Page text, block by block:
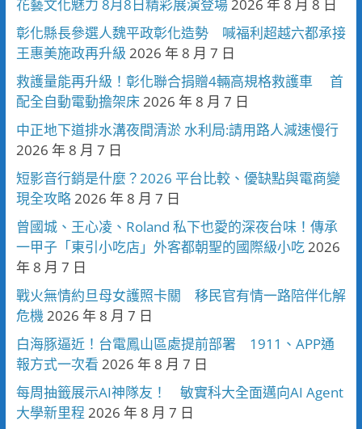
花藝文化魅力 8月8日精彩展演登場2026 年 8 月 8 日
彰化縣長參選人魏平政彰化造勢 喊福利超越六都承接
王惠美施政再升級 2026 年 8 月 7 日
救護量能再升級！彰化聯合捐贈4輛高規格救護車 首
配全自動電動擔架床2026 年 8 月 7 日
中正地下道排水溝夜間清淤 水利局:請用路人減速慢行
2026 年 8 月 7 日
短影音行銷是什麼？2026 平台比較、優缺點與電商變
現全攻略2026 年 8 月 7 日
曾國城、王心凌、Roland 私下也愛的深夜台味！傳承
一甲子「東引小吃店」外客都朝聖的國際級小吃2026
年 8 月 7 日
戰火無情約旦母女護照卡關 移民官有情一路陪伴化解
危機2026 年 8 月 7 日
白海豚逼近！台電鳳山區處提前部署 1911、APP通
報方式一次看 2026 年 8 月 7 日
每周抽籤展示AI神隊友！ 敏實科大全面邁向AI Agent
大學新里程 2026 年 8 月 7 日